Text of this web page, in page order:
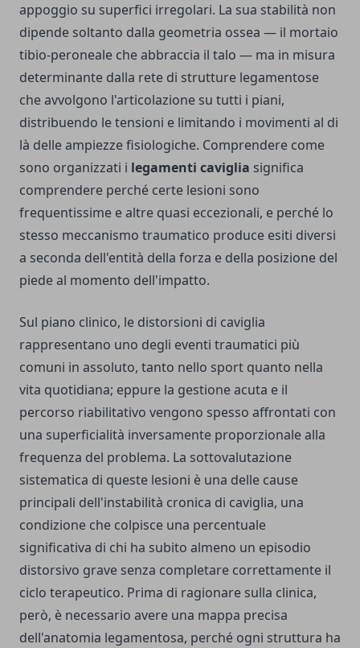
appoggio su superfici irregolari. La sua stabilità non
dipende soltanto dalla geometria ossea — il mortaio
tibio-peroneale che abbraccia il talo — ma in misura
determinante dalla rete di strutture legamentose
che avvolgono l'articolazione su tutti i piani,
distribuendo le tensioni e limitando i movimenti al di
là delle ampiezze fisiologiche. Comprendere come
sono organizzati i legamenti caviglia significa
comprendere perché certe lesioni sono
frequentissime e altre quasi eccezionali, e perché lo
stesso meccanismo traumatico produce esiti diversi
a seconda dell'entità della forza e della posizione del
piede al momento dell'impatto.
Sul piano clinico, le distorsioni di caviglia
rappresentano uno degli eventi traumatici più
comuni in assoluto, tanto nello sport quanto nella
vita quotidiana; eppure la gestione acuta e il
percorso riabilitativo vengono spesso affrontati con
una superficialità inversamente proporzionale alla
frequenza del problema. La sottovalutazione
sistematica di queste lesioni è una delle cause
principali dell'instabilità cronica di caviglia, una
condizione che colpisce una percentuale
significativa di chi ha subito almeno un episodio
distorsivo grave senza completare correttamente il
ciclo terapeutico. Prima di ragionare sulla clinica,
però, è necessario avere una mappa precisa
dell'anatomia legamentosa, perché ogni struttura ha